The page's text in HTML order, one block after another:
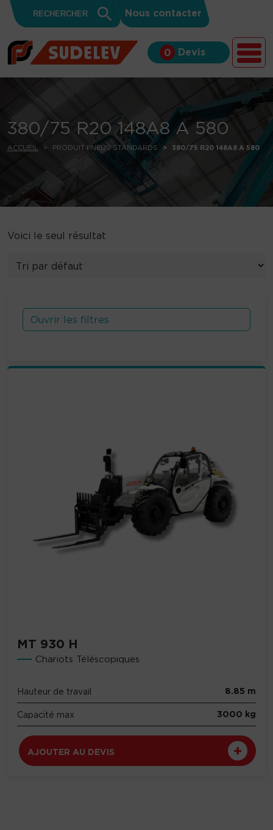
Skip to content
for:
Search
Button
Nous contacter
0 Devis
380/75 R20 148A8 A 580
ACCUEIL PRODUIT PNEUS STANDARDS 380/75 R20 148A8 A 580
Voici le seul résultat
Ouvrir les filtres
MT 930 H
Chariots Téléscopiques
Hauteur de travail 8.85 m
Capacité max 3000 kg
AJOUTER AU DEVIS